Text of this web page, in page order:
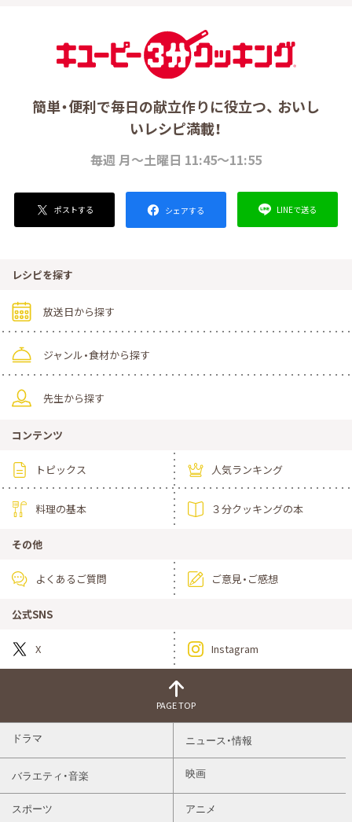
簡単・便利で毎日の献立作りに役立つ、 おいし
いレシピ満載！
毎週 月～土曜日 11:45～11:55
ポストする シェアする LINEで送る
レシピを探す
放送日から探す
ジャンル・食材から探す
先生から探す
コンテンツ
トピックス 人気ランキング
料理の基本 ３分クッキングの本
その他
よくあるご質問 ご意見・ご感想
公式SNS
X Instagram
PAGE TOP
ドラマ ニュース・情報
バラエティ・音楽 映画
スポーツ アニメ